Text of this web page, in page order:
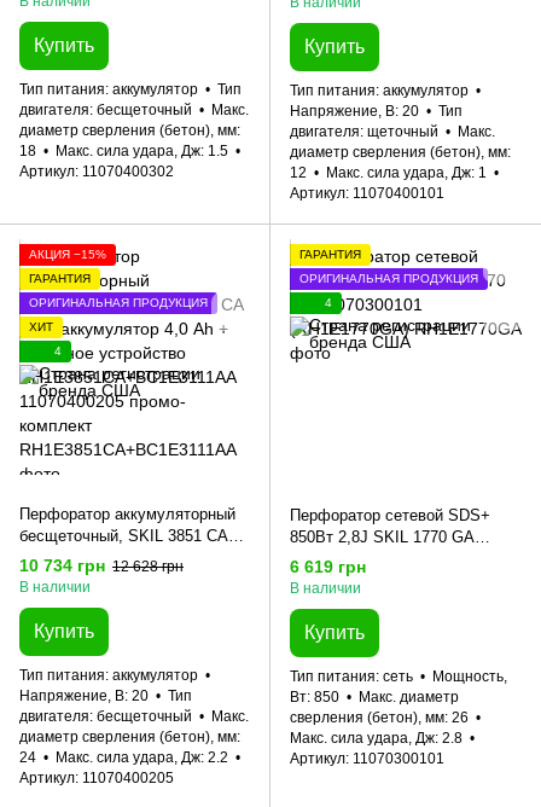
промо-комплект
Купить
Тип питания аккумулятор
Тип
двигателя бесщеточный
Макс.
диаметр сверления (бетон), мм
18
Макс. сила удара, Дж 1.5
Артикул 11070400302
Купить
Тип питания аккумулятор
Напряжение, В 20
Тип
двигателя щеточный
Макс.
диаметр сверления (бетон), мм
12
Макс. сила удара, Дж 1
Артикул 11070400101
АКЦИЯ −15%
ГАРАНТИЯ
ОРИГИНАЛЬНАЯ ПРОДУКЦИЯ
ХИТ
4
Перфоратор аккумуляторный
бесщеточный, SKIL 3851 CA
XP + аккумулятор 4,0 Ah +
зарядное устройство
11070400205 промо-комплект
10 734 грн 12 628 грн
В наличии
Купить
Тип питания аккумулятор
Напряжение, В 20
Тип
двигателя бесщеточный
Макс.
диаметр сверления (бетон), мм
24
Макс. сила удара, Дж 2.2
Артикул 11070400205
ГАРАНТИЯ
ОРИГИНАЛЬНАЯ ПРОДУКЦИЯ
4
Перфоратор сетевой SDS+
850Вт 2,8J SKIL 1770 GA
11070300101 (RH1E1770GA)
6 619 грн
В наличии
Купить
Тип питания сеть
Мощность,
Вт 850
Макс. диаметр
сверления (бетон), мм 26
Макс. сила удара, Дж 2.8
Артикул 11070300101